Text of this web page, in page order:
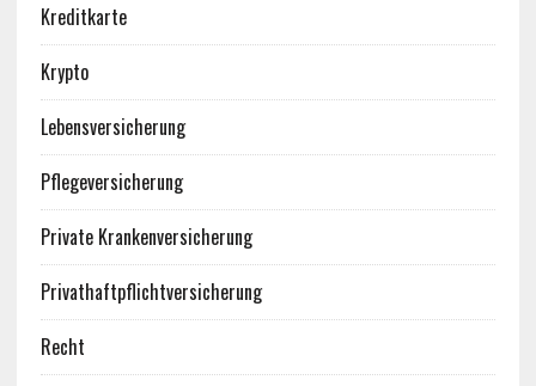
Kreditkarte
Krypto
Lebensversicherung
Pflegeversicherung
Private Krankenversicherung
Privathaftpflichtversicherung
Recht